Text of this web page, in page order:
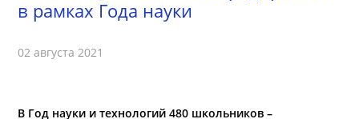
в рамках Года науки
02 августа 2021
В Год науки и технологий 480 школьников –